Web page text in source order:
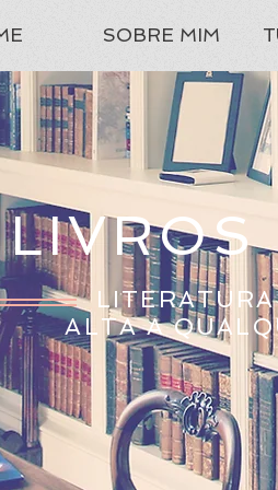
SOBRE MIM
LIVROS
ALTA A